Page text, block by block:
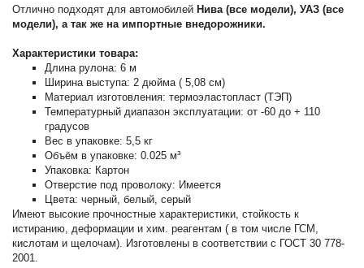
Отлично подходят для автомобилей Нива (все модели), УАЗ (все
модели), а так же на импортные внедорожники.
Характеристики товара:
Длина рулона: 6 м
Ширина выступа: 2 дюйма ( 5,08 см)
Материал изготовления: термоэластопласт (ТЭП)
Температурный диапазон эксплуатации: от -60 до + 110
градусов
Вес в упаковке: 5,5 кг
Объём в упаковке: 0.025 м³
Упаковка: Картон
Отверстие под проволоку: Имеется
Цвета: черный, белый, серый
Имеют высокие прочностные характеристики, стойкость к
истиранию, деформации и хим. реагентам ( в том числе ГСМ,
кислотам и щелочам). Изготовлены в соответствии с ГОСТ 30 778-
2001.